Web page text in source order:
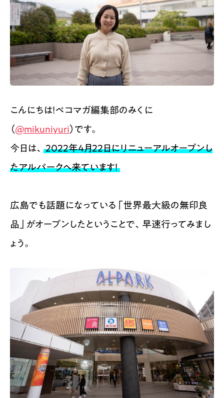
こんにちは！ペコマガ編集部のみくに
（@mikuniyuri）です。
今日は、
2022年4月22日にリニューアルオープンし
たアルパークへ来ています！
広島でも話題になっている「世界最大級の無印良
品」がオープンしたということで、早速行ってみまし
ょう。